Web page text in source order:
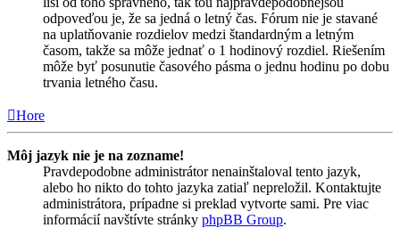
odpoveďou je, že sa jedná o letný čas. Fórum nie je stavané
na uplatňovanie rozdielov medzi štandardným a letným
časom, takže sa môže jednať o 1 hodinový rozdiel. Riešením
môže byť posunutie časového pásma o jednu hodinu po dobu
trvania letného času.
Hore
Môj jazyk nie je na zozname!
Pravdepodobne administrátor nenainštaloval tento jazyk,
alebo ho nikto do tohto jazyka zatiaľ nepreložil. Kontaktujte
administrátora, prípadne si preklad vytvorte sami. Pre viac
informácií navštívte stránky phpBB Group.